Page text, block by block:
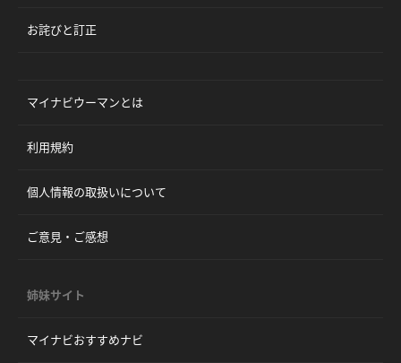
お詫びと訂正
マイナビウーマンとは
利用規約
個人情報の取扱いについて
ご意見・ご感想
姉妹サイト
マイナビおすすめナビ